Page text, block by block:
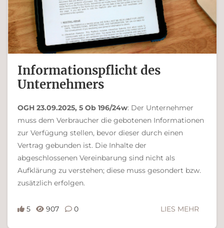
Informationspflicht des
Unternehmers
OGH 23.09.2025, 5 Ob 196/24w: Der Unternehmer
muss dem Verbraucher die gebotenen Informationen
zur Verfügung stellen, bevor dieser durch einen
Vertrag gebunden ist. Die Inhalte der
abgeschlossenen Vereinbarung sind nicht als
Aufklärung zu verstehen; diese muss gesondert bzw.
zusätzlich erfolgen.
5 907 0 LIES MEHR